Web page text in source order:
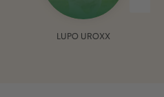
LUPO UROXX